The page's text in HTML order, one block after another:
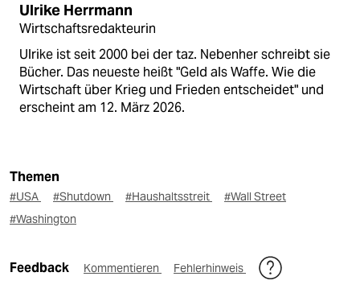
Ulrike Herrmann
Wirtschaftsredakteurin
Ulrike ist seit 2000 bei der taz. Nebenher schreibt sie
Bücher. Das neueste heißt "Geld als Waffe. Wie die
Wirtschaft über Krieg und Frieden entscheidet" und
erscheint am 12. März 2026.
Themen
#USA #Shutdown #Haushaltsstreit
#Wall Street
#Washington
Feedback Kommentieren Fehlerhinweis